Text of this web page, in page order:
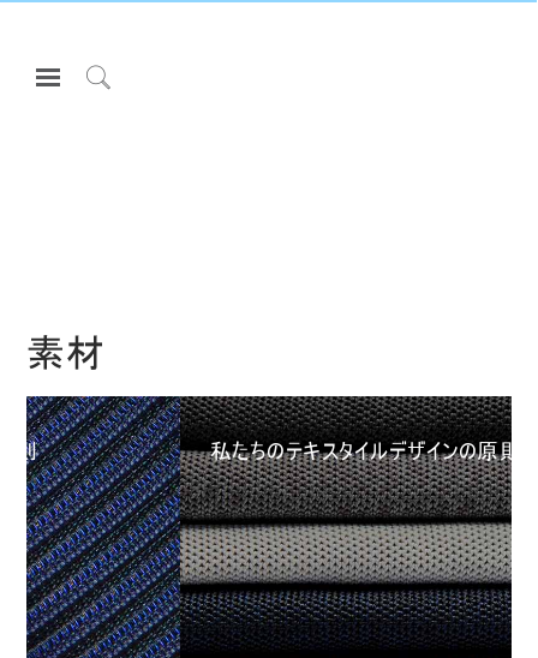
Open
お問い合わせ先
Partners
サポート
ショールームを探す
地域を変更
Opens
to
Facebook
Opens
to
Twitter
Opens
to
Linkedin
Opens
to
Instagram
Opens
to
Humanscale
Opens
to
Pinterest
Opens
to
YouTube
素材
私たちのテキスタイルデザインの原則